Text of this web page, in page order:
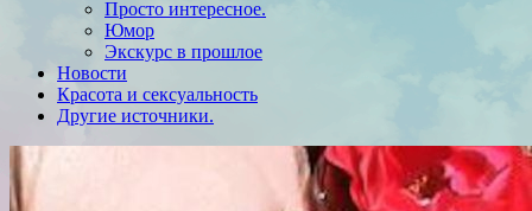
Просто интересное.
Юмор
Экскурс в прошлое
Новости
Красота и сексуальность
Другие источники.